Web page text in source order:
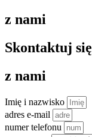
z nami
Skontaktuj się
z nami
Imię i nazwisko
adres e-mail
numer telefonu